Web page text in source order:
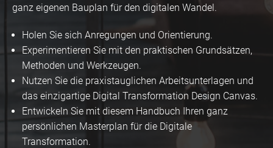
ganz eigenen Bauplan für den digitalen Wandel.
Holen Sie sich Anregungen und Orientierung.
Experimentieren Sie mit den praktischen Grundsätzen,
Methoden und Werkzeugen.
Nutzen Sie die praxistauglichen Arbeitsunterlagen und
das einzigartige Digital Transformation Design Canvas.
Entwickeln Sie mit diesem Handbuch Ihren ganz
persönlichen Masterplan für die Digitale
Transformation.